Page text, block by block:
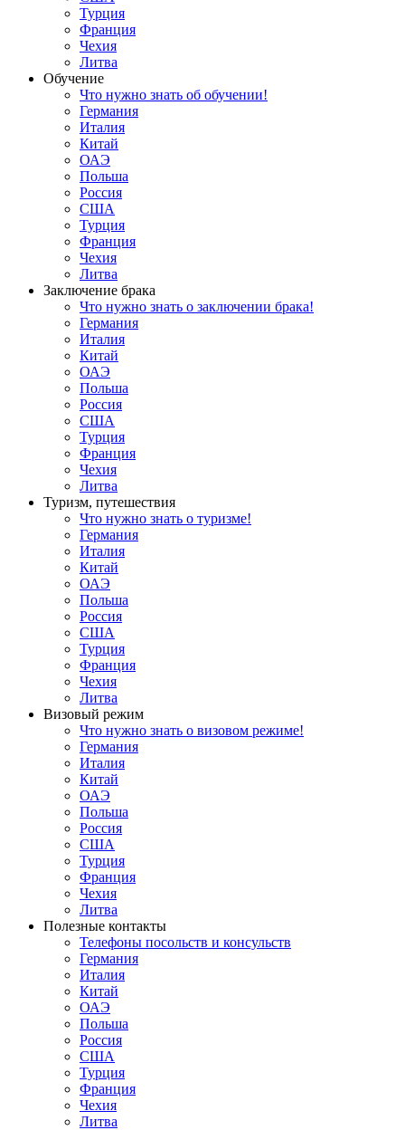
Турция
Франция
Чехия
Литва
Обучение
Что нужно знать об обучении!
Германия
Италия
Китай
ОАЭ
Польша
Россия
США
Турция
Франция
Чехия
Литва
Заключение брака
Что нужно знать о заключении брака!
Германия
Италия
Китай
ОАЭ
Польша
Россия
США
Турция
Франция
Чехия
Литва
Туризм, путешествия
Что нужно знать о туризме!
Германия
Италия
Китай
ОАЭ
Польша
Россия
США
Турция
Франция
Чехия
Литва
Визовый режим
Что нужно знать о визовом режиме!
Германия
Италия
Китай
ОАЭ
Польша
Россия
США
Турция
Франция
Чехия
Литва
Полезные контакты
Телефоны посольств и консульств
Германия
Италия
Китай
ОАЭ
Польша
Россия
США
Турция
Франция
Чехия
Литва